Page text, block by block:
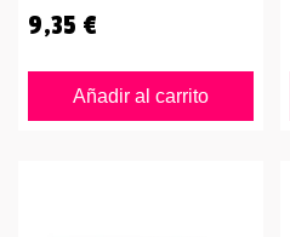
9,35 €
Añadir al carrito